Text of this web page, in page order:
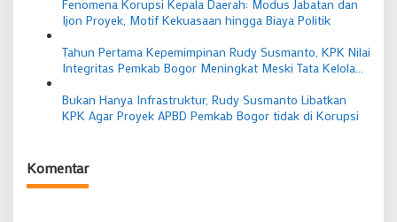
Fenomena Korupsi Kepala Daerah: Modus Jabatan dan
Ijon Proyek, Motif Kekuasaan hingga Biaya Politik
Tahun Pertama Kepemimpinan Rudy Susmanto, KPK Nilai
Integritas Pemkab Bogor Meningkat Meski Tata Kelola
Bukan Hanya Infrastruktur, Rudy Susmanto Libatkan
KPK Agar Proyek APBD Pemkab Bogor tidak di Korupsi
Komentar